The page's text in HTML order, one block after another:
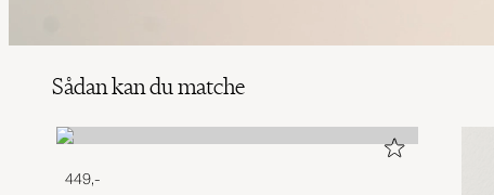
Sådan kan du matche
449,-